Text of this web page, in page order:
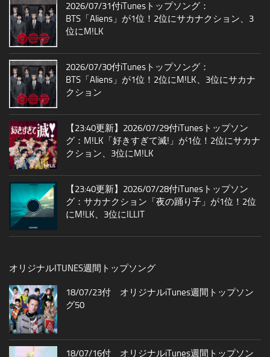
2026/07/31付iTunesトップソング：
BTS「Aliens」が1位！2位にサカナクション、3
位にM!LK
2026/07/30付iTunesトップソング：
BTS「Aliens」が1位！2位にM!LK、3位にサカナ
クション
【23:40更新】2026/07/29付iTunesトップソン
グ：M!LK「好きすぎて滅!」が1位！2位にサカナ
クション、3位にM!LK
【23:40更新】2026/07/28付iTunesトップソン
グ：サカナクション「夜の踊り子」が1位！2位
にM!LK、3位にILLIT
オリジナルITUNES週間トップソング
18/07/23付 オリジナルiTunes週間トップソン
グ50
18/07/16付 オリジナルiTunes週間トップソン